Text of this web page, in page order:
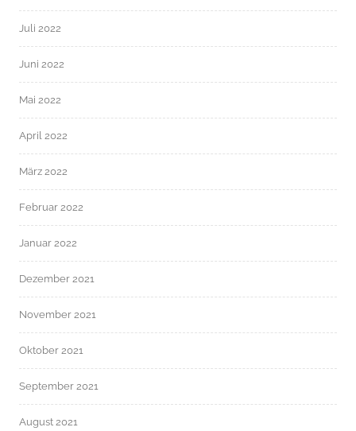
Juli 2022
Juni 2022
Mai 2022
April 2022
März 2022
Februar 2022
Januar 2022
Dezember 2021
November 2021
Oktober 2021
September 2021
August 2021